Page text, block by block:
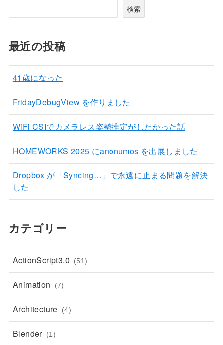
検索
最近の投稿
41歳になった
FridayDebugView を作りました
WiFi CSIでカメラレス姿勢推定がしたかった話
HOMEWORKS 2025 にanōnumos を出展しました
Dropbox が「Syncing…」で永遠に止まる問題を解決
した
カテゴリー
ActionScript3.0 (51)
Animation (7)
Architecture (4)
Blender (1)